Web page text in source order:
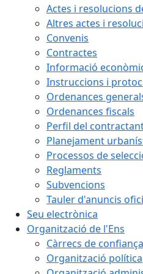
Actes i resolucions
Altres actes i
Convenis
Contractes
Informació
Instruccions i
Ordenances
Ordenances fiscals
Perfil del
Planejament
Processos de
Reglaments
Subvencions
Tauler d'anuncis
Seu electrònica
Organització de l'Ens
Càrrecs de confiança
Organització política